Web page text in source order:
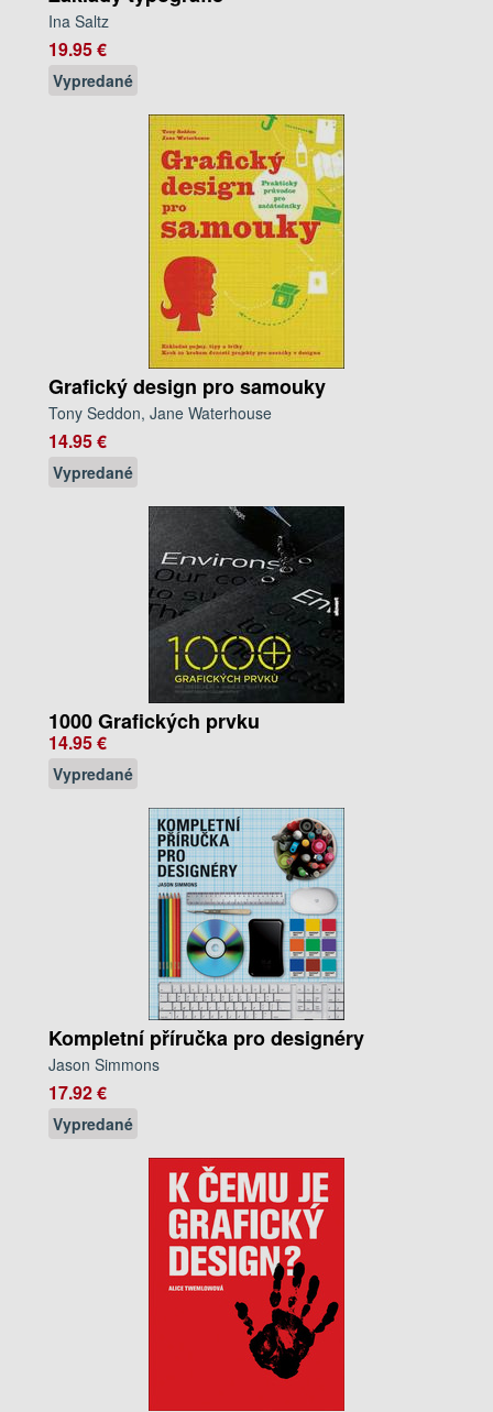
Ina Saltz
19.95 €
Vypredané
Grafický design pro samouky
Tony Seddon, Jane Waterhouse
14.95 €
Vypredané
1000 Grafických prvku
14.95 €
Vypredané
Kompletní příručka pro designéry
Jason Simmons
17.92 €
Vypredané